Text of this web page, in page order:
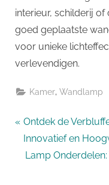
interieur, schilderij
goed geplaatste
voor unieke
verlevendigen.
Kamer ,Wandlamp
Bericht
navigatie
P
r
e
Ontdek de
Innovatief en
N
Lamp